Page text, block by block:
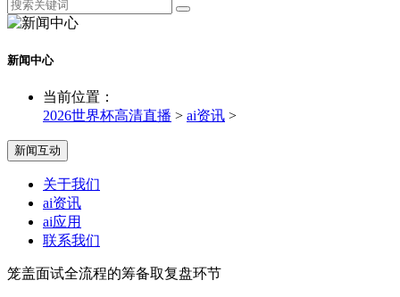
新闻中心
当前位置：
2026世界杯高清直播 > ai资讯 >
新闻互动
关于我们
ai资讯
ai应用
联系我们
笼盖面试全流程的筹备取复盘环节